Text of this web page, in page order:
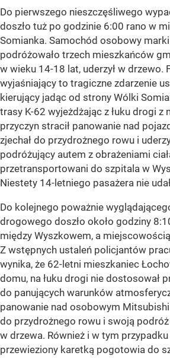
Do pierwszego nieszczęśliwego
doszło tuż po godzinie 6:00 rano w
Somianka. Samochód osobowy
podróżowało trzech mieszkańców
w wieku 14-18 lat, uderzył w drzewo.
wyjaśniający to tragiczne zdarzenie
kierujący jadąc od strony Wólki
trasy K-62 wyjeżdżając z łuku drogi z
przyczyn stracił panowanie nad
zjechał do przydrożnego rowu i
podróżujący autem z obrażeniami
przetransportowani do szpitala w
Niestety 14-letniego pasażera nie
Do kolejnego poważnie
drogowego doszło około godziny
między Wyszkowem, a
Z wstępnych ustaleń policjantów
wynika, że 62-letni mieszkaniec
domu, na łuku drogi nie dostosował
do panujących warunków
panowanie nad osobowym Mitsubishi
do przydrożnego rowu i swoją podróż
w drzewa. Również i w tym
przewieziony karetką pogotowia do